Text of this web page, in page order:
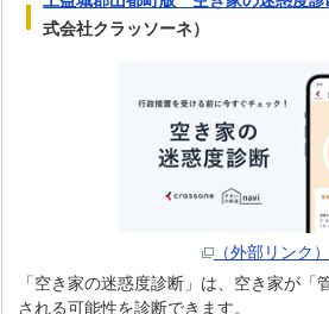
式会社クラッソーネ）
（外部リンク）
「空き家の迷惑度診断」は、空き家が「
される可能性を診断できます。